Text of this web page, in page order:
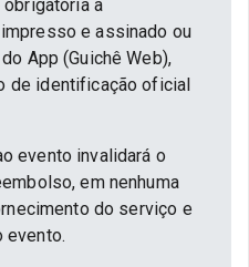
a
e assinado ou
App (Guichê Web),
de identificação oficial
evento invalidará o
em nenhuma
do serviço e
evento.